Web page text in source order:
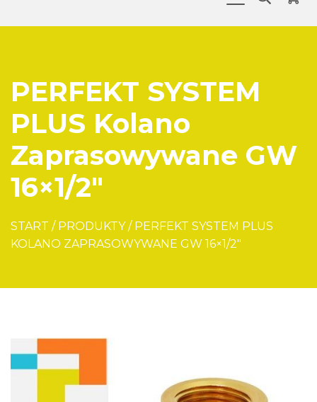
PERFEKT SYSTEM
PLUS Kolano
Zaprasowywane GW
16×1/2″
START / PRODUKTY / PERFEKT SYSTEM PLUS
KOLANO ZAPRASOWYWANE GW 16×1/2″